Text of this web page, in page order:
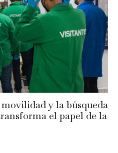
y la búsqueda
el papel de la